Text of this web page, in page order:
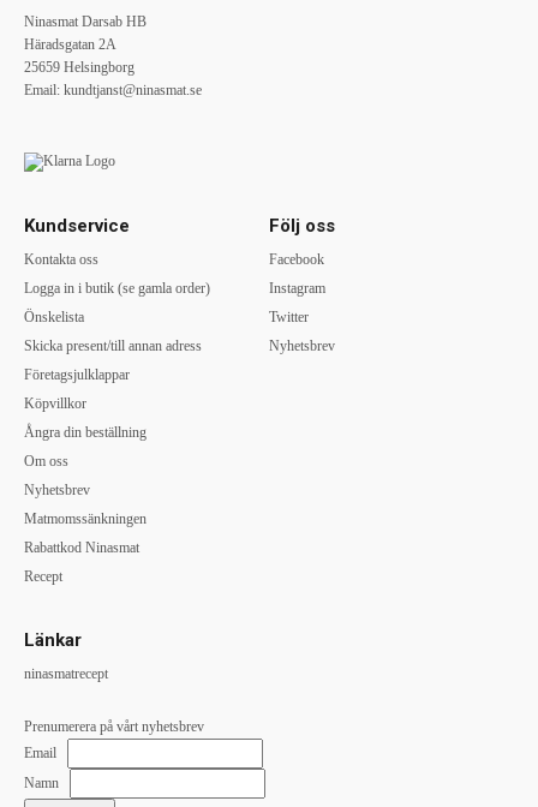
Ninasmat Darsab HB
Häradsgatan 2A
25659 Helsingborg
Email: kundtjanst@ninasmat.se
Kundservice
Kontakta oss
Logga in i butik (se gamla order)
Önskelista
Skicka present/till annan adress
Företagsjulklappar
Köpvillkor
Ångra din beställning
Om oss
Nyhetsbrev
Matmomssänkningen
Rabattkod Ninasmat
Recept
Följ oss
Facebook
Instagram
Twitter
Nyhetsbrev
Länkar
ninasmatrecept
Prenumerera på vårt nyhetsbrev
Email
Namn